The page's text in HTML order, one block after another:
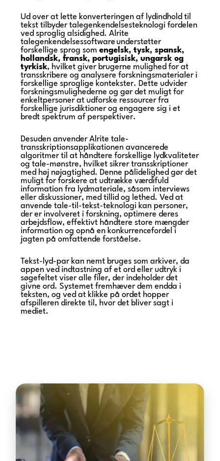
Ud over at lette konverteringen af lydindhold til
tekst tilbyder talegenkendelsesteknologi fordelen
ved sproglig alsidighed. Alrite
talegenkendelsessoftware understøtter
forskellige sprog somengelsk, tysk, spansk,
hollandsk, fransk, portugisisk, ungarsk og
tyrkisk, hvilket giver brugerne mulighed for at
transskribere og analysere forskningsmaterialer i
forskellige sproglige kontekster. Dette udvider
forskningsmulighederne og gør det muligt for
enkeltpersoner at udforske ressourcer fra
forskellige jurisdiktioner og engagere sig i et
bredt spektrum af perspektiver.
Desuden anvender Alrite tale-
transskriptionsapplikationen avancerede
algoritmer til at håndtere forskellige lydkvaliteter
og tale-mønstre, hvilket sikrer transskriptioner
med høj nøjagtighed. Denne pålidelighed gør det
muligt for forskere at udtrække værdifuld
information fra lydmateriale, såsom interviews
eller diskussioner, med tillid og lethed. Ved at
anvende tale-til-tekst-teknologi kan personer,
der er involveret i forskning, optimere deres
arbejdsflow, effektivt håndtere store mængder
information og opnå en konkurrencefordel i
jagten på omfattende forståelse.
Tekst-lyd-par kan nemt bruges som arkiver, da
appen ved indtastning af et ord eller udtryk i
søgefeltet viser alle filer, der indeholder det
givne ord. Systemet fremhæver dem endda i
teksten, og ved at klikke på ordet hopper
afspilleren direkte til, hvor det bliver sagt i
mediet.